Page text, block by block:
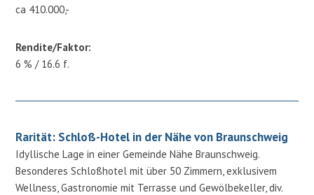
ca 410.000,-
Rendite/Faktor:
6 % / 16.6 f.
Rarität: Schloß-Hotel in der Nähe von Braunschweig
Idyllische Lage in einer Gemeinde Nähe Braunschweig.
Besonderes Schloßhotel mit über 50 Zimmern, exklusivem
Wellness, Gastronomie mit Terrasse und Gewölbekeller, div.